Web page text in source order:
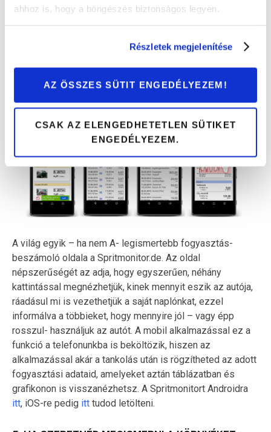
ahhoz is, hogy a böngészés biztonságos legyen.
Részletek megjelenítése
AZ ÖSSZES SÜTIT ENGEDÉLYEZEM!
CSAK AZ ELENGEDHETETLEN SÜTIKET
ENGEDÉLYEZEM.
tenni. Persze, ha gond van és nincs kéznél semmi, a
hogyan végezz újjáélesztést vagy épp állíts el egy
-re pedig itt tudod letölteni.
4. TUDD, MENNYIT EVETT A VERDA:
A világ egyik – ha nem A- legismertebb fogyasztás-
beszámoló oldala a Spritmonitor.de. Az oldal
népszerűségét az adja, hogy egyszerűen, néhány
kattintással megnézhetjük, kinek mennyit eszik az autója,
ráadásul mi is vezethetjük a saját naplónkat, ezzel
informálva a többieket, hogy mennyire jól – vagy épp
rosszul- használjuk az autót. A mobil alkalmazással ez a
funkció a telefonunkba is beköltözik, hiszen az
alkalmazással akár a tankolás után is rögzítheted az adott
fogyasztási adataid, amelyeket aztán táblázatban és
grafikonon is visszanézhetsz. A Spritmonitort Androidra
itt, iOS-re pedig itt tudod letölteni.